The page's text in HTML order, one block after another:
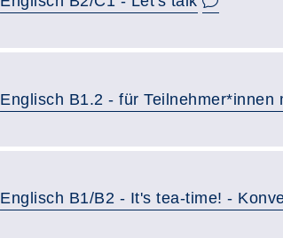
Englisch B1.2 - für Teilnehmer*innen
Englisch B1/B2 - It's tea-time! -